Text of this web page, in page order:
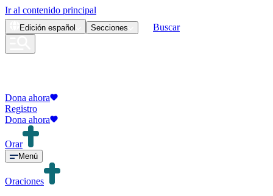
Ir al contenido principal
Edición español Secciones Buscar
Dona ahora
Registro
Dona ahora
Orar
Menú
Oraciones